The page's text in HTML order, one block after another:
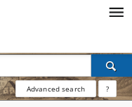
Advanced search ?